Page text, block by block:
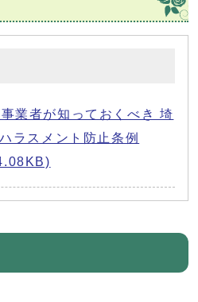
業者が知っておくべき 埼
ラスメント防止条例